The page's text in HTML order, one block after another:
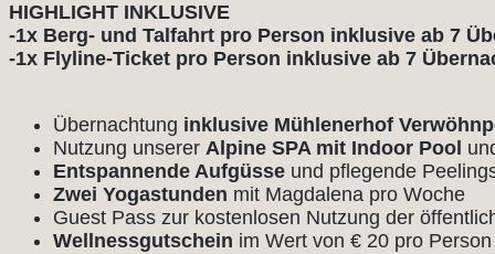
HIGHLIGHT INKLUSIVE
-1x Berg- und Talfahrt pro Person inklusive ab 7
-1x Flyline-Ticket pro Person inklusive ab 7
Übernachtung inklusive Mühlenerhof
Nutzung unserer Alpine SPA mit Indoor Pool
Entspannende Aufgüsse und pflegende
Zwei Yogastunden mit Magdalena pro Woche
Guest Pass zur kostenlosen Nutzung der
Wellnessgutschein im Wert von € 20 pro